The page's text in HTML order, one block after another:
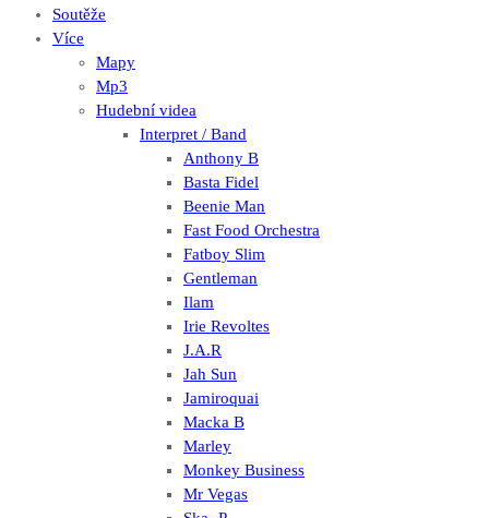
Soutěže
Více
Mapy
Mp3
Hudební videa
Interpret / Band
Anthony B
Basta Fidel
Beenie Man
Fast Food Orchestra
Fatboy Slim
Gentleman
Ilam
Irie Revoltes
J.A.R
Jah Sun
Jamiroquai
Macka B
Marley
Monkey Business
Mr Vegas